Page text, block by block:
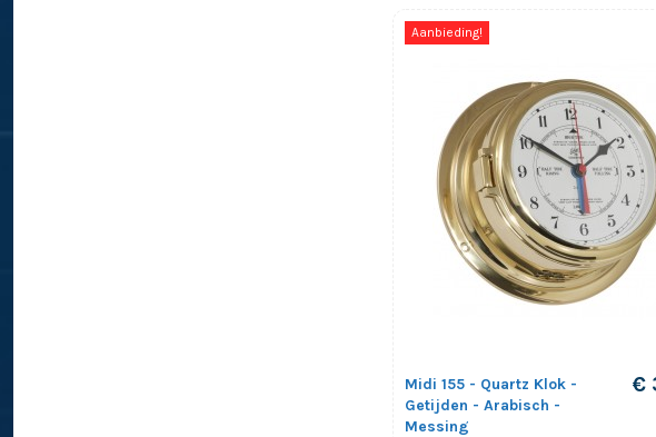
Aanbieding!
Midi 155 - Quartz Klok -
Getijden - Arabisch -
Messing
€